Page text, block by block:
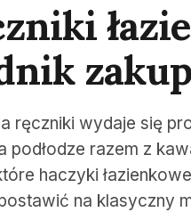
ręczniki wydaje się
razem z
haczyki
na klasyczny